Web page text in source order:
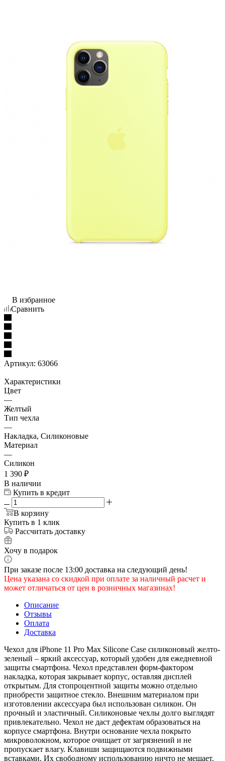
В избранное
Сравнить
Артикул: 63066
Характеристики
Цвет
—
Желтый
Тип чехла
—
Накладка, Силиконовые
Материал
—
Силикон
1 390 ₽
В наличии
Купить в кредит
В корзину
Купить в 1 клик
Рассчитать доставку
Хочу в подарок
При заказе после 13:00 доставка на следующий день!
Цена указана со скидкой при оплате за наличный расчет и
может отличаться от цен в розничных магазинах!
Описание
Отзывы
Оплата
Доставка
Чехол для iPhone 11 Pro Max Silicone Case силиконовый желто-
зеленый – яркий аксессуар, который удобен для ежедневной
защиты смартфона. Чехол представлен форм-фактором
накладка, которая закрывает корпус, оставляя дисплей
открытым. Для стопроцентной защиты можно отдельно
приобрести защитное стекло. Внешним материалом при
изготовлении аксессуара был использован силикон. Он
прочный и эластичный. Силиконовые чехлы долго выглядят
привлекательно. Чехол не даст дефектам образоваться на
корпусе смартфона. Внутри основание чехла покрыто
микроволокном, которое очищает от загрязнений и не
пропускает влагу. Клавиши защищаются подвижными
вставками. Их свободному использованию ничто не мешает.